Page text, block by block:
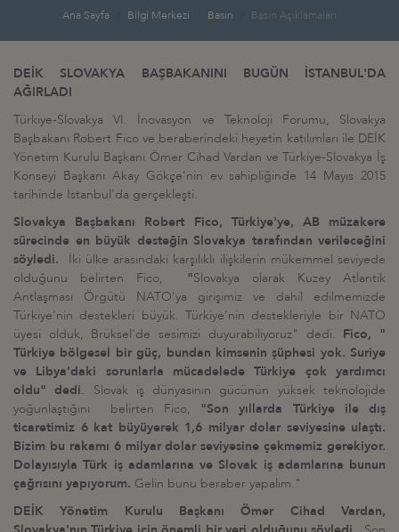
Ana Sayfa Bilgi Merkezi Basın Basın Açıklamaları
DEİK SLOVAKYA BAŞBAKANINI BUGÜN İSTANBUL'DA
AĞIRLADI
Türkiye-Slovakya VI. İnovasyon ve Teknoloji Forumu, Slovakya
Başbakanı Robert Fico ve beraberindeki heyetin katılımları ile DEİK
Yönetim Kurulu Başkanı Ömer Cihad Vardan ve Türkiye-Slovakya İş
Konseyi Başkanı Akay Gökçe'nin ev sahipliğinde 14 Mayıs 2015
tarihinde İstanbul'da gerçekleşti.
Slovakya Başbakanı Robert Fico, Türkiye'ye, AB müzakere
sürecinde en büyük desteğin Slovakya tarafından verileceğini
söyledi. İki ülke arasındaki karşılıklı ilişkilerin mükemmel seviyede
olduğunu belirten Fico,
"Slovakya olarak Kuzey Atlantik
Antlaşması Örgütü NATO'ya girişimiz ve dahil edilmemizde
Türkiye'nin destekleri büyük. Türkiye'nin destekleriyle bir NATO
üyesi olduk, Brüksel'de sesimizi duyurabiliyoruz" dedi. Fico, "
Türkiye bölgesel bir güç, bundan kimsenin şüphesi yok. Suriye
ve Libya'daki sorunlarla mücadelede Türkiye çok yardımcı
oldu" dedi. Slovak iş dünyasının gücünün yüksek teknolojide
yoğunlaştığını belirten Fico,
"Son yıllarda Türkiye ile dış
ticaretimiz 6 kat büyüyerek 1,6 milyar dolar seviyesine ulaştı.
Bizim bu rakamı 6 milyar dolar seviyesine çekmemiz gerekiyor.
Dolayısıyla Türk iş adamlarına ve Slovak iş adamlarına bunun
çağrısını yapıyorum. Gelin bunu beraber yapalım."
DEİK Yönetim Kurulu Başkanı Ömer Cihad Vardan,